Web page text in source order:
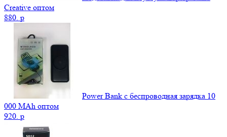
Creative оптом
880. p
Power Bank c беспроводная зарядка 10
000 MAh оптом
920. p